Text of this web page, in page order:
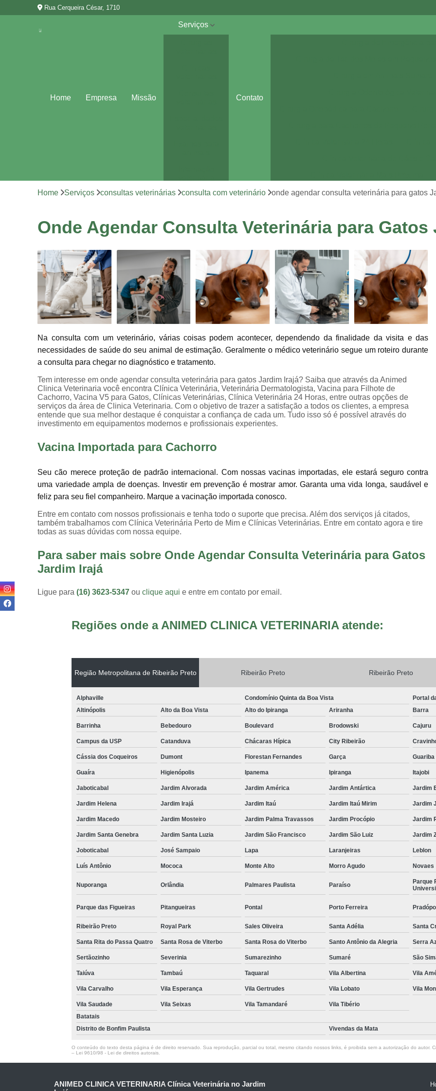
Rua Cerqueira César, 1710
Home Empresa Missão
Serviços
Vacina para
Contato
Clínica Veterinária Perto de Mim
Consulta de Veterinário
Consulta
Consulta Veterinária
Consulta
Consulta Veterinária Sumaré
Veterinária Neurologista
Veterinária Oncologista
Veterinário Gastroenterologista Jardim
Veterinário Hematologista
Exame
Exame Veterinário
Exame
Exames Laboratoriais Pet
Exames
Internação 24
Internação para Cães e Gatos
Internação para Pet
Internação
Vacina para Animal Jardim
Vacina V10 Importada para
Home Serviços consultas veterinárias consulta com veterinário onde agendar consulta veterinária para gatos
Onde Agendar Consulta Veterinária para Gatos
Na consulta com um veterinário, várias coisas podem acontecer, dependendo da finalidade da visita e das
necessidades de saúde do seu animal de estimação. Geralmente o médico veterinário segue um roteiro durante
a consulta para chegar no diagnóstico e tratamento.
Tem interesse em onde agendar consulta veterinária para gatos Jardim Irajá? Saiba que através da Animed
Clinica Veterinaria você encontra Clínica Veterinária, Veterinária Dermatologista, Vacina para Filhote de
Cachorro, Vacina V5 para Gatos, Clínicas Veterinárias, Clínica Veterinária 24 Horas, entre outras opções de
serviços da área de Clinica Veterinaria. Com o objetivo de trazer a satisfação a todos os clientes, a empresa
entende que sua melhor destaque é conquistar a confiança de cada um. Tudo isso só é possível através do
investimento em equipamentos modernos e profissionais experientes.
Vacina Importada para Cachorro
Seu cão merece proteção de padrão internacional. Com nossas vacinas importadas, ele estará seguro contra
uma variedade ampla de doenças. Investir em prevenção é mostrar amor. Garanta uma vida longa, saudável e
feliz para seu fiel companheiro. Marque a vacinação importada conosco.
Entre em contato com nossos profissionais e tenha todo o suporte que precisa. Além dos serviços já citados,
também trabalhamos com Clínica Veterinária Perto de Mim e Clínicas Veterinárias. Entre em contato agora e tire
todas as suas dúvidas com nossa equipe.
Para saber mais sobre Onde Agendar Consulta Veterinária para Gatos
Jardim Irajá
Ligue para(16) 3623-5347ouclique aqui e entre em contato por email.
Regiões onde a ANIMED CLINICA VETERINARIA atende:
Região Metropolitana de Ribeirão Preto Ribeirão Preto Ribeirão Preto
Alphaville Condomínio Quinta da Boa Vista
Portal
Altinópolis
Alto da Boa Vista Alto do Ipiranga Ariranha Barra
Barrinha Bebedouro Boulevard Brodowski Cajuru
Campus da USP Catanduva Chácaras Hípica City Ribeirão
Cássia dos Coqueiros Dumont Florestan Fernandes Garça Guariba
Guaíra Higienópolis Ipanema Ipiranga Itajobi
Jaboticabal Jardim Alvorada Jardim América Jardim Antártica Jardim
Jardim Helena Jardim Irajá Jardim Itaú Jardim Itaú Mirim Jardim
Jardim Macedo Jardim Mosteiro Jardim Palma Travassos Jardim Procópio Jardim
Jardim Santa Genebra Jardim Santa Luzia Jardim São Francisco Jardim São Luiz Jardim
Joboticabal José Sampaio Lapa Laranjeiras Leblon
Luís Antônio Mococa Monte Alto Morro Agudo Novaes
Nuporanga Orlândia Palmares Paulista Paraíso
Parque
Parque das Figueiras Pitangueiras Pontal Porto Ferreira
Ribeirão Preto Royal Park Sales Oliveira Santa Adélia Santa
Santa Rita do Passa Quatro Santa Rosa de Viterbo Santa Rosa do Viterbo Santo Antônio da Alegria Serra
Sertãozinho Severinia Sumarezinho Sumaré São
Taiúva Tambaú Taquaral Vila Albertina Vila
Vila Carvalho Vila Esperança Vila Gertrudes Vila Lobato Vila
Vila Saudade Vila Seixas Vila Tamandaré
Vila Tibério
Batatais
Distrito de Bonfim Paulista
Vivendas da Mata
O conteúdo do texto desta página é de direito reservado. Sua reprodução, parcial ou total, mesmo citando nossos links, é proibida sem a autorização do autor.
– Lei 9610/98 - Lei de direitos autorais.
ANIMED CLINICA VETERINARIA Clínica Veterinária no Jardim